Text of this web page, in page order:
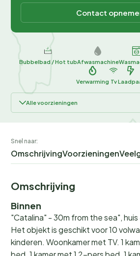
Contact
Bubbelbad / Hot tubAfwasmachine
Verwarming Tv
Alle voorzieningen
Snel naar:
OmschrijvingVoorzieningen
Omschrijving
Binnen
"Catalina" - 30m from the sea",
Het objekt is geschikt voor 10
kinderen. Woonkamer met TV. 1